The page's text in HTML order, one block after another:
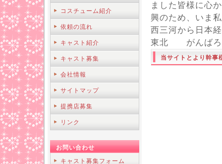
ました皆様に心
興のため、いま
西三河から日本
東北 がんばろ
当サイトとより幹事
コスチューム紹介
依頼の流れ
キャスト紹介
キャスト募集
会社情報
サイトマップ
提携店募集
リンク
お問い合わせ
キャスト募集フォーム